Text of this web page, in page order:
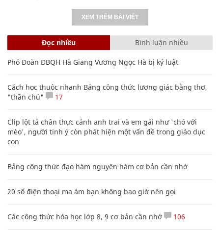
XEM THÊM BÀI VIẾT
Đọc nhiều Bình luận nhiều
Phó Đoàn ĐBQH Hà Giang Vương Ngọc Hà bị kỷ luật
Cách học thuộc nhanh Bảng công thức lượng giác bằng thơ,
"thần chú"
17
Clip lột tả chân thực cảnh anh trai và em gái như 'chó với
mèo', người tinh ý còn phát hiện một vấn đề trong giáo dục
con
Bảng công thức đạo hàm nguyên hàm cơ bản cần nhớ
20 số điện thoại ma ám bạn không bao giờ nên gọi
Các công thức hóa học lớp 8, 9 cơ bản cần nhớ 106